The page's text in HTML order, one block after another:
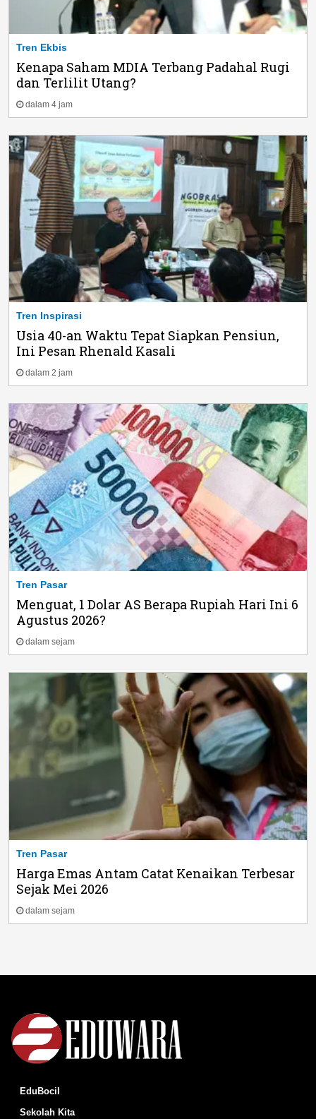
Tren Ekbis
Kenapa Saham MDIA Terbang Padahal Rugi
dan Terlilit Utang?
dalam 4 jam
Tren Inspirasi
Usia 40-an Waktu Tepat Siapkan Pensiun,
Ini Pesan Rhenald Kasali
dalam 2 jam
Tren Pasar
Menguat, 1 Dolar AS Berapa Rupiah Hari Ini 6
Agustus 2026?
dalam sejam
Tren Pasar
Harga Emas Antam Catat Kenaikan Terbesar
Sejak Mei 2026
dalam sejam
EduBocil
Sekolah Kita